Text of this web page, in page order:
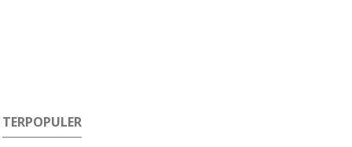
TERPOPULER